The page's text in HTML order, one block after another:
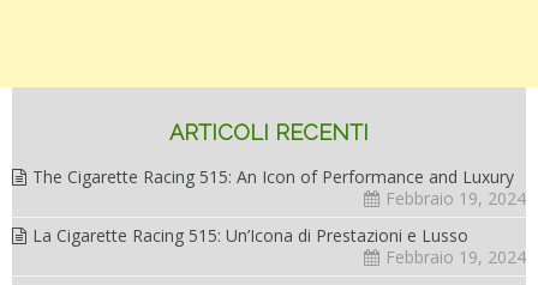
ARTICOLI RECENTI
The Cigarette Racing 515: An Icon of Performance and Luxury
Febbraio 19, 2024
La Cigarette Racing 515: Un’Icona di Prestazioni e Lusso
Febbraio 19, 2024